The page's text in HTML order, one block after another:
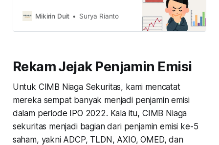
efeknya ke harga saham? untuk
sini ya.
Mikirin Duit Surya Rianto
Rekam Jejak Penjamin Emisi
Untuk CIMB Niaga Sekuritas, kami mencatat
mereka sempat banyak menjadi penjamin emisi
dalam periode IPO 2022. Kala itu, CIMB Niaga
sekuritas menjadi bagian dari penjamin emisi ke-5
saham, yakni ADCP, TLDN, AXIO, OMED, dan